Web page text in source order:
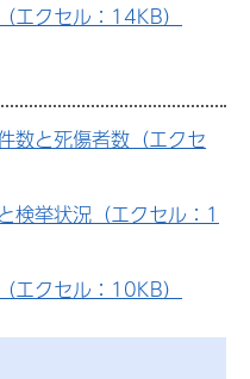
エクセル：14KB）
数と死傷者数（エクセ
検挙状況（エクセル：1
エクセル：10KB）